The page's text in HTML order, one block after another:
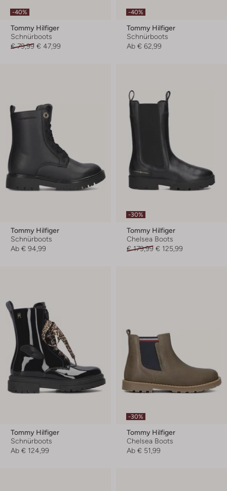
-40%
Tommy Hilfiger
Schnürboots
€ 79,99 € 47,99
-40%
Tommy Hilfiger
Schnürboots
Ab € 62,99
Tommy Hilfiger
Schnürboots
Ab € 94,99
-30%
Tommy Hilfiger
Chelsea Boots
€ 179,99 € 125,99
Tommy Hilfiger
Schnürboots
Ab € 124,99
-30%
Tommy Hilfiger
Chelsea Boots
Ab € 51,99